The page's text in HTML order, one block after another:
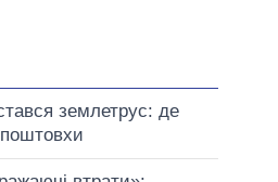
землетрус: де